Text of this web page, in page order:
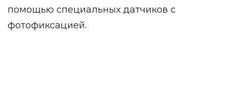
помощью специальных датчиков с
фотофиксацией.